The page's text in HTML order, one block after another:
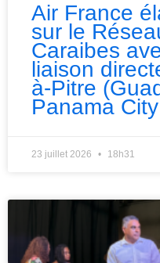
Air France
sur le
Caraibes
liaison
à-Pitre
Panama
23 juillet 2026 18h31